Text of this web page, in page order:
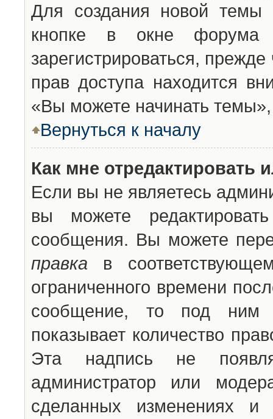
Для создания новой темы
кнопке в окне
зарегистрироваться,
прав доступа находится
«Вы можете начинать
Вернуться к началу
Как мне отредактировать
Если вы не являетесь
вы можете
сообщения. Вы можете
правка в
ограниченного времени
сообщение, то под ним
показывает количество
Эта надпись не
администратор или
сделанных изменениях